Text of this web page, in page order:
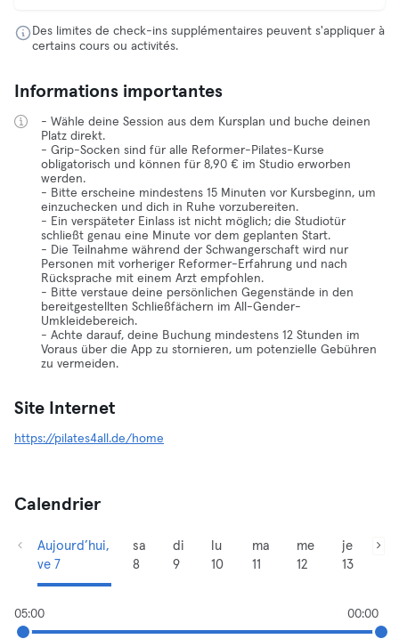
Des limites de check-ins supplémentaires peuvent s'appliquer à
certains cours ou activités.
Informations importantes
- Wähle deine Session aus dem Kursplan und buche deinen
Platz direkt.
- Grip-Socken sind für alle Reformer-Pilates-Kurse
obligatorisch und können für 8,90 € im Studio erworben
werden.
- Bitte erscheine mindestens 15 Minuten vor Kursbeginn, um
einzuchecken und dich in Ruhe vorzubereiten.
- Ein verspäteter Einlass ist nicht möglich; die Studiotür
schließt genau eine Minute vor dem geplanten Start.
- Die Teilnahme während der Schwangerschaft wird nur
Personen mit vorheriger Reformer-Erfahrung und nach
Rücksprache mit einem Arzt empfohlen.
- Bitte verstaue deine persönlichen Gegenstände in den
bereitgestellten Schließfächern im All-Gender-
Umkleidebereich.
- Achte darauf, deine Buchung mindestens 12 Stunden im
Voraus über die App zu stornieren, um potenzielle Gebühren
zu vermeiden.
Site Internet
https://pilates4all.de/home
Calendrier
Aujourd’hui,
ve 7
sa
8
di
9
lu
10
ma
11
me
12
je
13
05:00 00:00